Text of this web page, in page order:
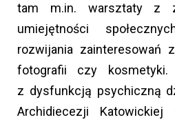
tam m.in. warsztaty z
umiejętności
rozwijania zainteresowań
fotografii czy
z dysfunkcją psychiczną
Archidiecezji Katowickiej